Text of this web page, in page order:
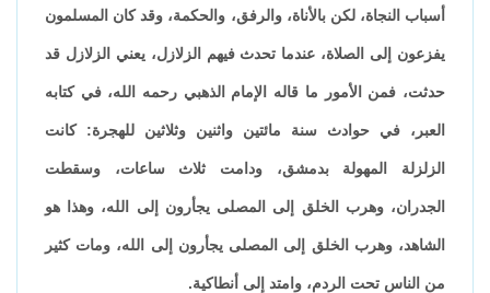
أسباب النجاة، لكن بالأناة، والرفق، والحكمة، وقد كان المسلمون
يفزعون إلى الصلاة، عندما تحدث فيهم الزلازل، يعني الزلازل قد
حدثت، فمن الأمور ما قاله الإمام الذهبي رحمه الله، في كتابه
العبر، في حوادث سنة مائتين واثنين وثلاثين للهجرة: كانت
الزلزلة المهولة بدمشق، ودامت ثلاث ساعات، وسقطت
الجدران، وهرب الخلق إلى المصلى يجأرون إلى الله، وهذا هو
الشاهد، وهرب الخلق إلى المصلى يجأرون إلى الله، ومات كثير
من الناس تحت الردم، وامتد إلى أنطاكية.